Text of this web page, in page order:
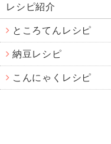
レシピ紹介
ところてんレシピ
納豆レシピ
こんにゃくレシピ